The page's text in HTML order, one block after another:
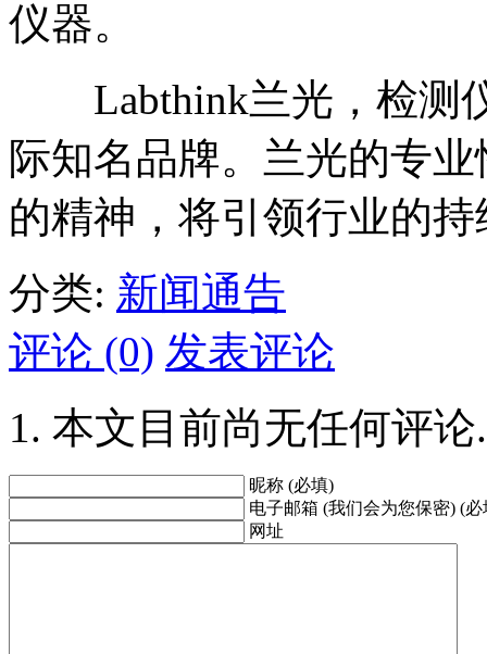
仪器。
Labthink兰光，检测
际知名品牌。兰光的专
的精神，将引领行业的
分类: 新闻通告
评论 (0) 发表评论
本文目前尚无任何评论.
昵称 (必填)
电子邮箱 (我们会为您保密) (必
网址